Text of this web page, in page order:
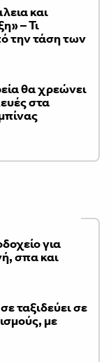
και
– Τι
την τάση των
θα χρεώνει
στα
για
σπα και
ταξιδεύει σε
με